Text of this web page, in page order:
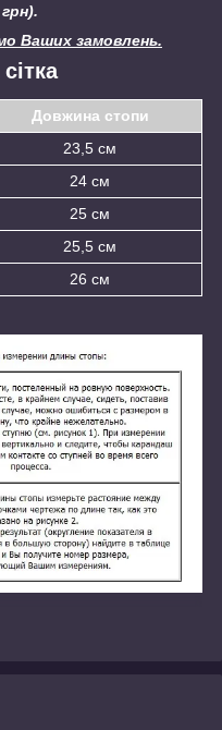
Ваших замовлень.
Довжина стопи
23,5 см
24 см
25 см
25,5 см
26 см